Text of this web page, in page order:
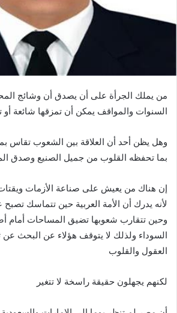
من يملك الجرأة على أن يصدق أن وشائج
السنوات والمواقف يمكن أن تمزقها شائعة أو
وهل يظن أحد أن العلاقة بين الشعوب تقاس
بما تحفظه القلوب من جميل الصنيع وصدق
إن هناك من يعيش على صناعة الأزمات
لأنه يدرك أن الأمة العربية حين تتماسك
وحين تتقارب شعوبها تضيق المساحات أمام
السوداء ولذلك لا يتوقف هؤلاء عن البحث عن
العقول والقلوب
لكنهم يجهلون حقيقة راسخة لا تتغير